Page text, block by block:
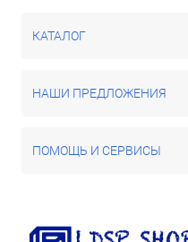
КАТАЛОГ
НАШИ ПРЕДЛОЖЕНИЯ
ПОМОЩЬ И СЕРВИСЫ